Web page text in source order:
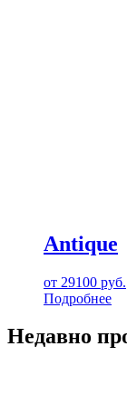
Antique
от 29100 руб.
Подробнее
Недавно